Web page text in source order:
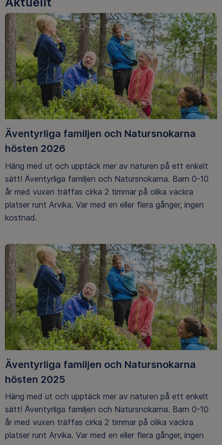
Äventyrliga familjen och Natursnokarna
hösten 2026
Häng med ut och upptäck mer av naturen på ett enkelt
sätt! Äventyrliga familjen och Natursnokarna. Barn 0-10
år med vuxen träffas cirka 2 timmar på olika vackra
platser runt Arvika. Var med en eller flera gånger, ingen
kostnad.
Äventyrliga familjen och Natursnokarna
hösten 2025
Häng med ut och upptäck mer av naturen på ett enkelt
sätt! Äventyrliga familjen och Natursnokarna. Barn 0-10
år med vuxen träffas cirka 2 timmar på olika vackra
platser runt Arvika. Var med en eller flera gånger, ingen